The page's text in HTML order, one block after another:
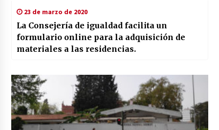
23 de marzo de 2020
La Consejería de igualdad facilita un
formulario online para la adquisición de
materiales a las residencias.